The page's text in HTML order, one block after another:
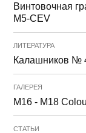
Винтовочная
M5-CEV
ЛИТЕРАТУРА
Калашников №
ГАЛЕРЕЯ
M16 - M18
СТАТЬИ